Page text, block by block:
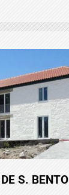
S. BENTO